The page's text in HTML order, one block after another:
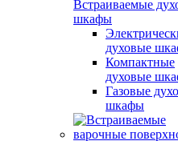
Встраиваемые
шкафы
духовые
Компактные
духовые
Газовые
шкафы